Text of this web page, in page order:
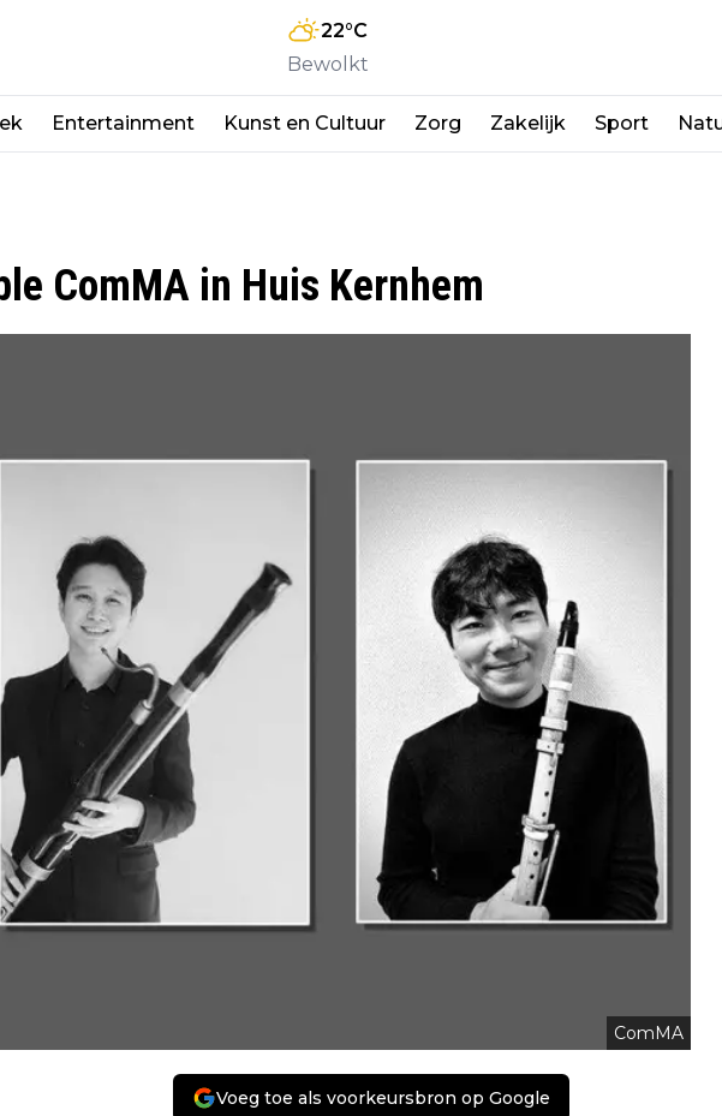
22°C
Bewolkt
Entertainment Kunst en Cultuur Zorg Zakelijk Sport
ComMA in Huis Kernhem
ComMA
Voeg toe als voorkeursbron op Google